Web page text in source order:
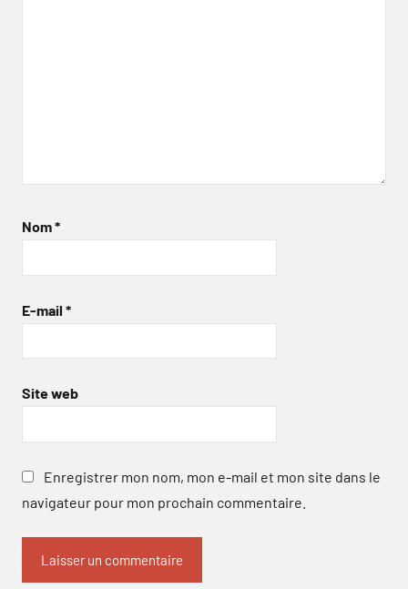
Nom*
E-mail *
Site web
Enregistrer mon nom, mon e-mail et mon site dans le
navigateur pour mon prochain commentaire.